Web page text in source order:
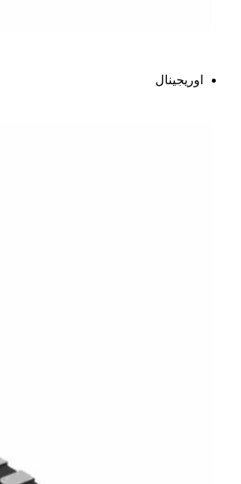
اوریجینال